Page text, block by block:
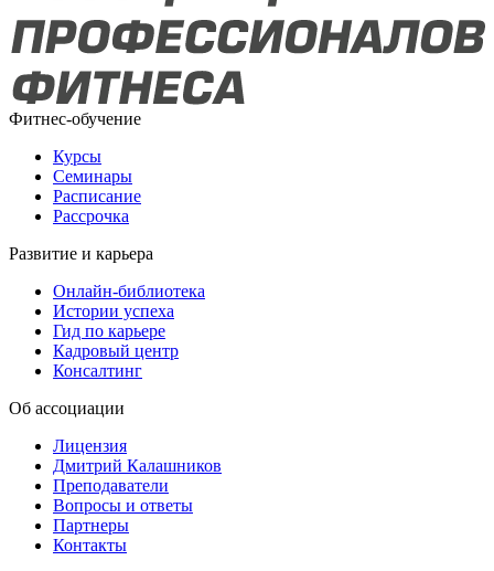
Фитнес-обучение
Курсы
Семинары
Расписание
Рассрочка
Развитие и карьера
Онлайн-библиотека
Истории успеха
Гид по карьере
Кадровый центр
Консалтинг
Об ассоциации
Лицензия
Дмитрий Калашников
Преподаватели
Вопросы и ответы
Партнеры
Контакты